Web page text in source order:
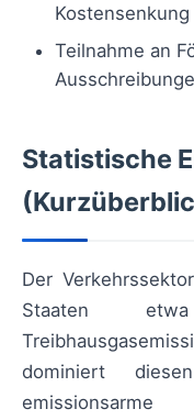
Teilnahme an
Statistische
Der
Staaten
dominiert